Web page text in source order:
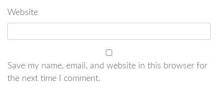
Website
Save my name, email, and website in this browser for
the next time I comment.